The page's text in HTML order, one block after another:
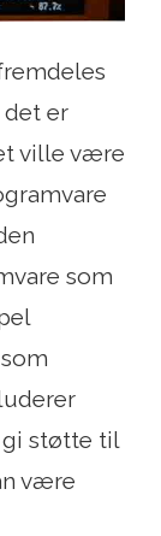
det er
ville være
som
gi støtte til
være